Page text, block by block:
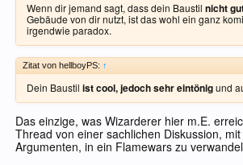
Wenn dir jemand sagt, dass dein Baustil nicht
Gebäude von dir nutzt, ist das wohl ein ganz
irgendwie paradox.
Zitat von hellboyPS: ↑
Dein Baustil ist cool, jedoch sehr eintönigund
Das einzige, was Wizarderer hier m.E.
Thread von einer sachlichen Diskussion,
Argumenten, in ein Flamewars zu